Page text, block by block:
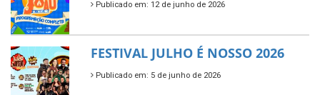
Publicado em: 12 de junho de 2026
FESTIVAL JULHO É NOSSO 2026
Publicado em: 5 de junho de 2026